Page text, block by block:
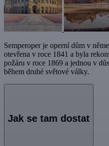
Semperoper je operní dům v
otevřena v roce 1841 a byla
požáru v roce 1869 a jednou v
během druhé světové války.
Jak se tam dostat